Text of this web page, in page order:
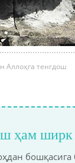
Аллоҳга тенгдош
ҳам